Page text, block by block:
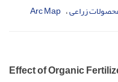
زراعی Arc Map
Effect of Organic